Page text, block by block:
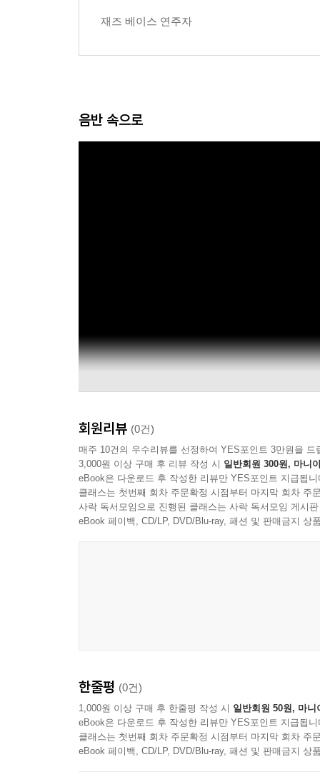
재즈 베이스 연주자
음반 속으로
회원리뷰 (0건)
매주 10건의 우수리뷰를 선정하여 YES포인트 3만원을 드
3,000원 이상 구매 후 리뷰 작성 시 일반회원 300원, 마니
eBook은 다운로드 후 작성한 리뷰만 YES포인트 지급됩니
클래스는 첫번째 회차 주문확정 시점부터 마지막 회차 주
사락 독서모임으로 진행된 클래스는 사락 독서모임 게시
eBook 페이백, CD/LP, DVD/Blu-ray, 패션 및 판매금지 상
한줄평 (0건)
1,000원 이상 구매 후 한줄평 작성 시 일반회원 50원, 마니
eBook은 다운로드 후 작성한 리뷰만 YES포인트 지급됩니
클래스는 첫번째 회차 주문확정 시점부터 마지막 회차 주
eBook 페이백, CD/LP, DVD/Blu-ray, 패션 및 판매금지 상